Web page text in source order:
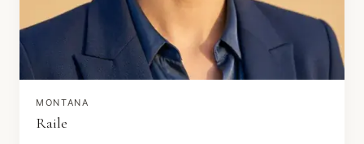
MONTANA
Raile